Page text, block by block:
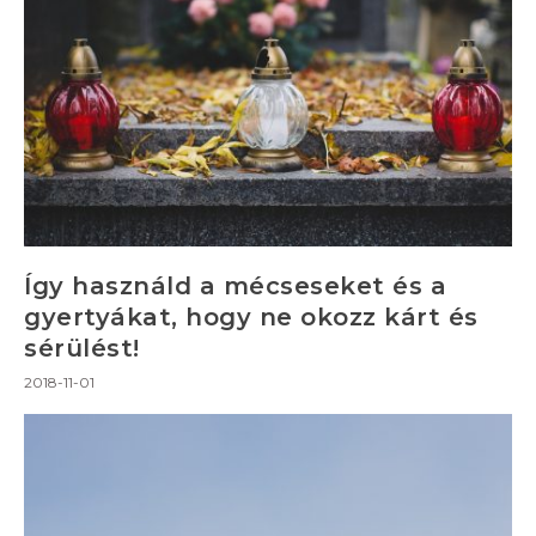
Így használd a mécseseket és a
gyertyákat, hogy ne okozz kárt és
sérülést!
2018-11-01